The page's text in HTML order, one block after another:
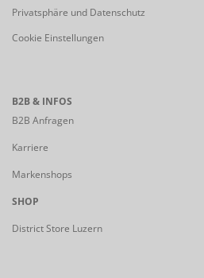
Privatsphäre und Datenschutz
Cookie Einstellungen
B2B & INFOS
B2B Anfragen
Karriere
Markenshops
SHOP
District Store Luzern